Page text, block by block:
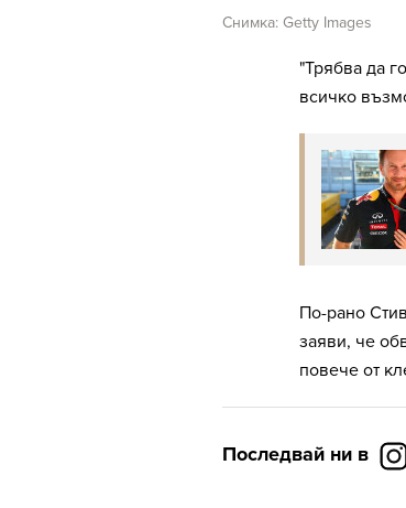
Снимка: Getty Images
"Трябва да
всичко
По-рано
заяви, че
повече от
Последвай ни в